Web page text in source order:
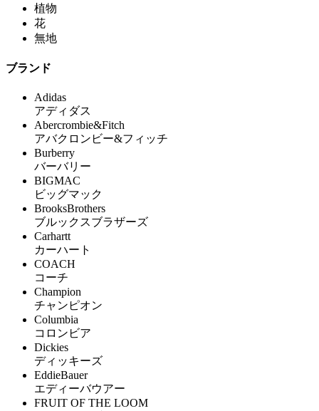
植物
花
無地
ブランド
Adidas
アディダス
Abercrombie&Fitch
アバクロンビー&フィッチ
Burberry
バーバリー
BIGMAC
ビッグマック
BrooksBrothers
ブルックスブラザーズ
Carhartt
カーハート
COACH
コーチ
Champion
チャンピオン
Columbia
コロンビア
Dickies
ディッキーズ
EddieBauer
エディーバウアー
FRUIT OF THE LOOM